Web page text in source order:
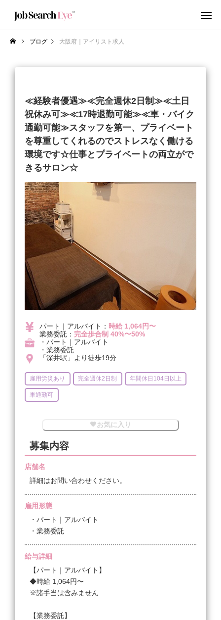
ブログ 大阪府｜アイリスト求人
≪経験者優遇≫≪完全週休2日制≫≪土日
祝休み可≫≪17時退勤可能≫≪車・バイク
通勤可能≫スタッフを第一、プライベート
を尊重してくれるのでストレスなく働ける
環境です☆仕事とプライベートの両立がで
きるサロン☆
パート｜アルバイト： 時給 1,064円〜
業務委託： 完全歩合制 40%〜50%
・パート｜アルバイト
・業務委託
「深井駅」より徒歩19分
雇用労災あり 完全週休2日制 年間休日104日以上
車通勤可
お気に入り
募集内容
店舗名
詳細はお問い合わせください。
雇用形態
・パート｜アルバイト
・業務委託
給与詳細
【パート｜アルバイト】
◆時給 1,064円〜
※諸手当は含みません
【業務委託】